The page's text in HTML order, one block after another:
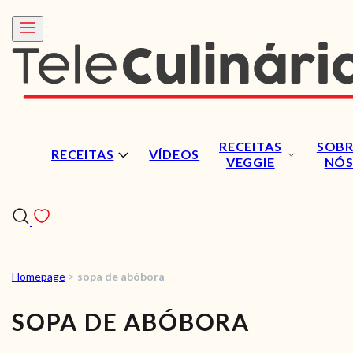
RECEITAS VÍDEOS
RECEITAS
VEGGIE
NÓS
RECEITAS
VÍDEOS
Homepage > sopa de abóbora
SOPA DE ABÓBORA